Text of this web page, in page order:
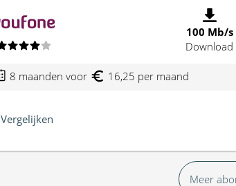
100 Mb/s
Download
8 maanden voor 16,25 per maand
Vergelijken
Meer